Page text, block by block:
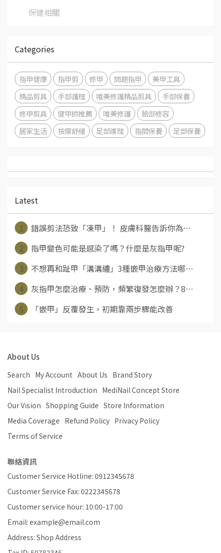
保健相關
Categories
指甲健康 指甲剪 修甲 問題指甲
美甲工具
精品剪具
手部護理 唯美修護精品剪具
手部保養
修甲剪具
健甲師推薦 唯美修護
臉部修容
居家生活
按摩舒緩 足部謢理 指間保養 足部保養
Latest
1
錯誤剪法恐致「凍甲」！ 皮膚科醫告訴你為⋯
2
指甲變色可能是感染了嗎？什麼是灰指甲呢?
3
不想再和趾甲「溝溝纏」3種嵌甲治療方法哪⋯
4
灰指甲怎麼治療、預防，頻繁復發怎麼辦？8⋯
5
「嵌甲」反覆發生，初期靠兩步驟能改善
About Us
Search My Account About Us Brand Story
Nail Specialist Introduction MediNail Concept Store
Our Vision Shopping Guide Store Information
Media Coverage Refund Policy Privacy Policy
Terms of Service
聯絡資訊
Customer Service Hotline: 0912345678
Customer Service Fax: 0222345678
Customer service hour: 10:00-17:00
Email: example@email.com
Address: Shop Address